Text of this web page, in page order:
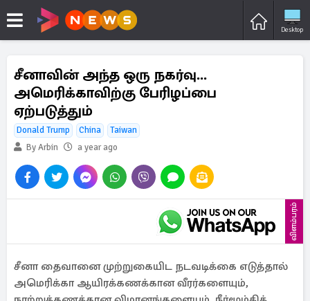
Desktop
சீனாவின் அந்த ஒரு நகர்வு...
அமெரிக்காவிற்கு பேரிழப்பை
ஏற்படுத்தும்
Donald Trump China
Taiwan
By Arbin
a year ago
விளம்பரம்
சீனா தைவானை முற்றுகையிட நடவடிக்கை எடுத்தால்
அமெரிக்கா ஆயிரக்கணக்கான வீரர்களையும்,